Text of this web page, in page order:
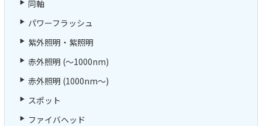
同軸
パワーフラッシュ
紫外照明・紫照明
赤外照明 (～1000nm)
赤外照明 (1000nm～)
スポット
ファイバヘッド